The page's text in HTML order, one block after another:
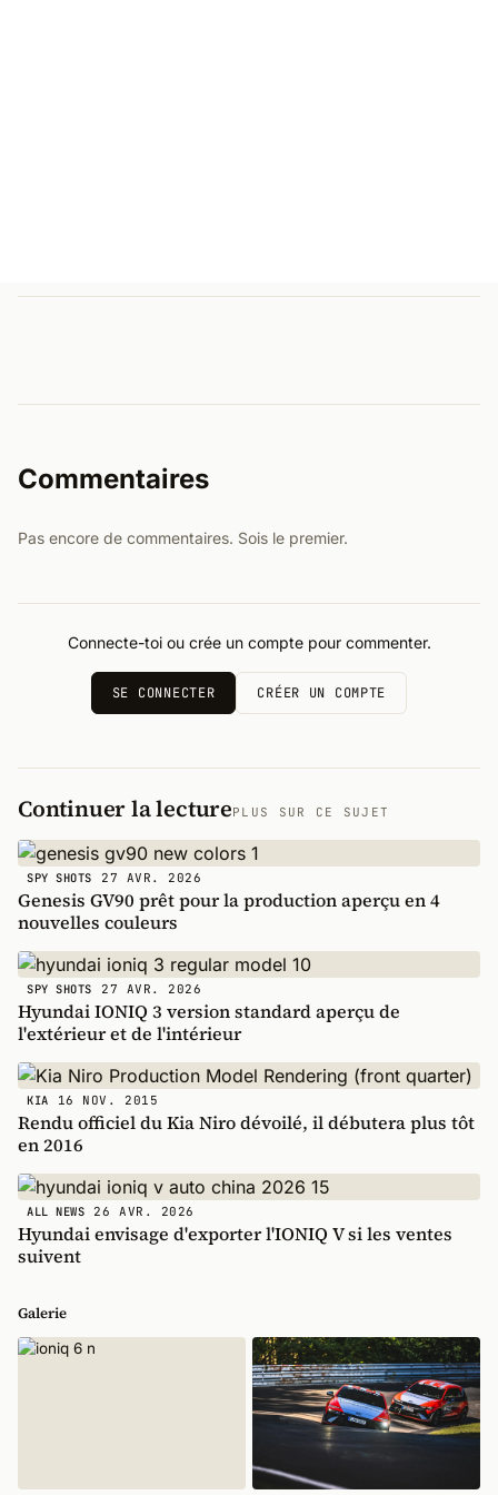
Commentaires
Pas encore de commentaires. Sois le premier.
Connecte-toi ou crée un compte pour commenter.
SE CONNECTER CRÉER UN COMPTE
Continuer la lecturePLUS SUR CE SUJET
SPY SHOTS 27 AVR. 2026
Genesis GV90 prêt pour la production aperçu en 4
nouvelles couleurs
SPY SHOTS 27 AVR. 2026
Hyundai IONIQ 3 version standard aperçu de
l'extérieur et de l'intérieur
KIA 16 NOV. 2015
Rendu officiel du Kia Niro dévoilé, il débutera plus tôt
en 2016
ALL NEWS 26 AVR. 2026
Hyundai envisage d'exporter l'IONIQ V si les ventes
suivent
Galerie